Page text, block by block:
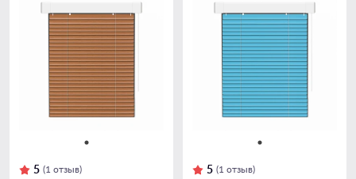
5 (1 отзыв)
5 (1 отзыв)